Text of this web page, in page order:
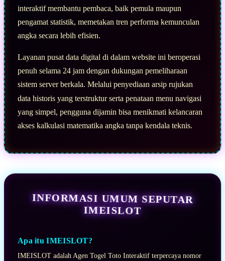
interaktif membantu pembaca, baik pemula maupun
pengamat statistik, memetakan tren performa kemunculan
angka secara lebih efisien.
Layanan pusat data digital di dalam website ini beroperasi
penuh selama 24 jam dengan dukungan pemeliharaan
sistem server berkala. Melalui penyediaan arsip rujukan
data historis yang terstruktur serta penataan menu navigasi
yang simpel, pengguna dijamin bisa menikmati kelancaran
akses kalkulasi matematika angka tanpa kendala teknis.
INFORMASI UMUM SEPUTAR
IMEISLOT
Apa itu IMEISLOT?
IMEISLOT adalah Agen Togel Toto Interaktif terpercaya nomor